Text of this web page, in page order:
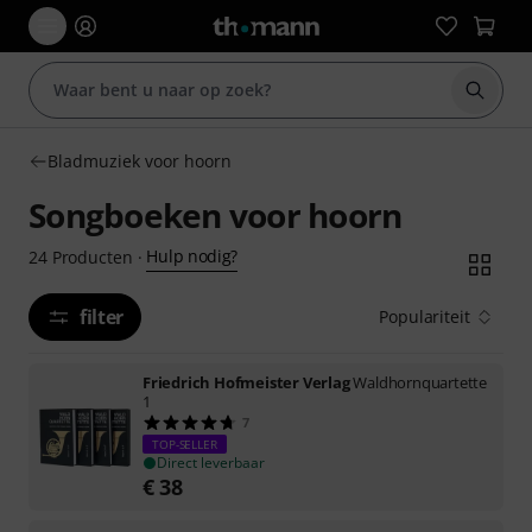
Zoek
Bladmuziek voor hoorn
Songboeken voor hoorn
24 Producten · Hulp nodig?
filter Populariteit
Friedrich Hofmeister VerlagWaldhornquartette
1
7
TOP-SELLER
Direct leverbaar
€ 38